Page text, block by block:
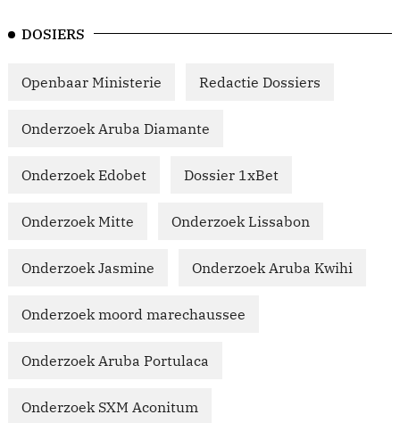
DOSIERS
Openbaar Ministerie Redactie Dossiers
Onderzoek Aruba Diamante
Onderzoek Edobet Dossier 1xBet
Onderzoek Mitte Onderzoek Lissabon
Onderzoek Jasmine Onderzoek Aruba Kwihi
Onderzoek moord marechaussee
Onderzoek Aruba Portulaca
Onderzoek SXM Aconitum